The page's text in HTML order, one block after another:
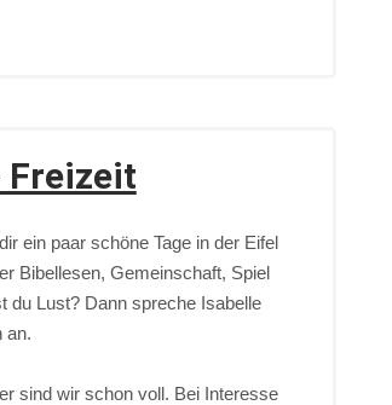
Freizeit
ein paar schöne Tage in der Eifel
Bibellesen, Gemeinschaft, Spiel
du Lust? Dann spreche Isabelle
an.
sind wir schon voll. Bei Interesse